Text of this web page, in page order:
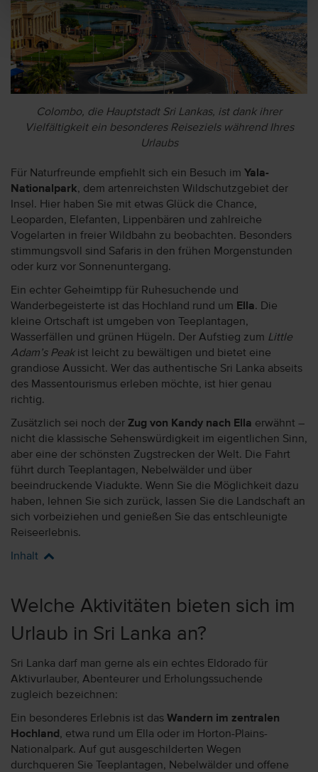
Colombo, die Hauptstadt Sri Lankas, ist dank ihrer
Vielfältigkeit ein besonderes Reiseziels während Ihres
Urlaubs
Für Naturfreunde empfiehlt sich ein Besuch im Yala-
Nationalpark, dem artenreichsten Wildschutzgebiet der
Insel. Hier haben Sie mit etwas Glück die Chance,
Leoparden, Elefanten, Lippenbären und zahlreiche
Vogelarten in freier Wildbahn zu beobachten. Besonders
stimmungsvoll sind Safaris in den frühen Morgenstunden
oder kurz vor Sonnenuntergang.
Ein echter Geheimtipp für Ruhesuchende und
Wanderbegeisterte ist das Hochland rund um Ella. Die
kleine Ortschaft ist umgeben von Teeplantagen,
Wasserfällen und grünen Hügeln. Der Aufstieg zum Little
Adam’s Peakist leicht zu bewältigen und bietet eine
grandiose Aussicht. Wer das authentische Sri Lanka abseits
des Massentourismus erleben möchte, ist hier genau
richtig.
Zusätzlich sei noch der Zug von Kandy nach Ella erwähnt –
nicht die klassische Sehenswürdigkeit im eigentlichen Sinn,
aber eine der schönsten Zugstrecken der Welt. Die Fahrt
führt durch Teeplantagen, Nebelwälder und über
beeindruckende Viadukte. Wenn Sie die Möglichkeit dazu
haben, lehnen Sie sich zurück, lassen Sie die Landschaft an
sich vorbeiziehen und genießen Sie das entschleunigte
Reiseerlebnis.
Inhalt
Welche Aktivitäten bieten sich im
Urlaub in Sri Lanka an?
Sri Lanka darf man gerne als ein echtes Eldorado für
Aktivurlauber, Abenteurer und Erholungssuchende
zugleich bezeichnen:
Ein besonderes Erlebnis ist das Wandern im zentralen
Hochland , etwa rund um Ella oder im Horton-Plains-
Nationalpark. Auf gut ausgeschilderten Wegen
durchqueren Sie Teeplantagen, Nebelwälder und offene